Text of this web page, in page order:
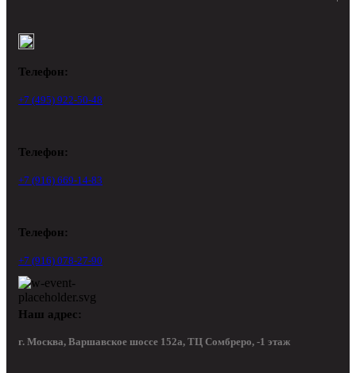
Телефон:
+7 (495) 922-50-48
Телефон:
+7 (916) 669-14-83
Телефон:
+7 (916) 078-27-90
Наш адрес:
г. Москва, Варшавское шоссе 152а, ТЦ Сомбреро, -1 этаж